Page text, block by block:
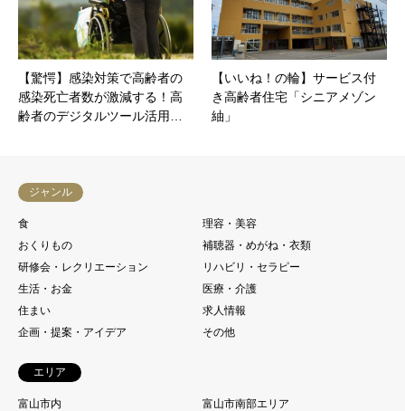
【驚愕】感染対策で高齢者の
感染死亡者数が激減する！高
齢者のデジタルツール活用…
【いいね！の輪】サービス付
き高齢者住宅「シニアメゾン
紬」
ジャンル
食
理容・美容
おくりもの
補聴器・めがね・衣類
研修会・レクリエーション
リハビリ・セラピー
生活・お金
医療・介護
住まい
求人情報
企画・提案・アイデア
その他
エリア
富山市内
富山市南部エリア